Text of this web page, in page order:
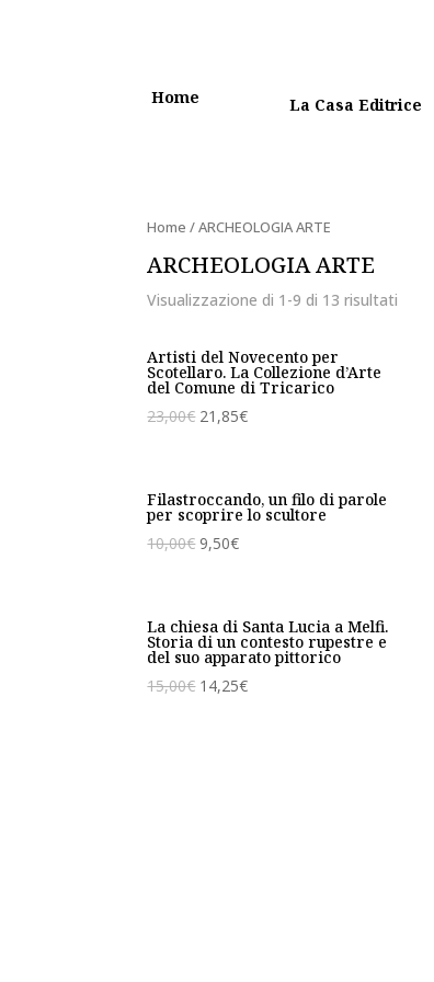
Home La Casa Editrice
Home / ARCHEOLOGIA ARTE
ARCHEOLOGIA ARTE
Visualizzazione di 1-9 di 13 risultati
Artisti del Novecento per
Scotellaro. La Collezione d’Arte
del Comune di Tricarico
23,00€ 21,85€
Filastroccando, un filo di parole
per scoprire lo scultore
10,00€ 9,50€
La chiesa di Santa Lucia a Melfi.
Storia di un contesto rupestre e
del suo apparato pittorico
15,00€ 14,25€